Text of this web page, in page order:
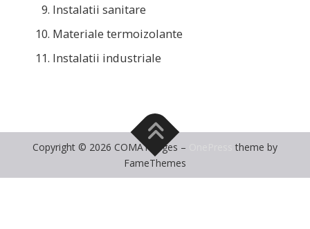
Instalatii sanitare
Materiale termoizolante
Instalatii industriale
Copyright © 2026 COMAT Arges –
theme by
FameThemes